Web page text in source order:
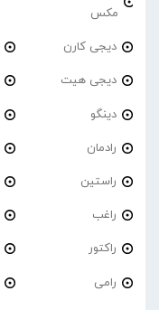
مکس
دیجی کارن
دیجی هیت
دینگو
رادمان
راستین
راغب
راکتور
رامی